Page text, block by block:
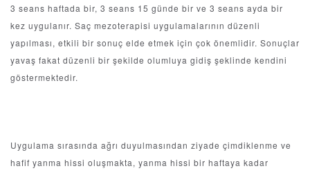
3 seans haftada bir, 3 seans 15 günde bir ve 3 seans ayda bir
kez uygulanır. Saç mezoterapisi uygulamalarının düzenli
yapılması, etkili bir sonuç elde etmek için çok önemlidir. Sonuçlar
yavaş fakat düzenli bir şekilde olumluya gidiş şeklinde kendini
göstermektedir.
Uygulama sırasında ağrı duyulmasından ziyade çimdiklenme ve
hafif yanma hissi oluşmakta, yanma hissi bir haftaya kadar